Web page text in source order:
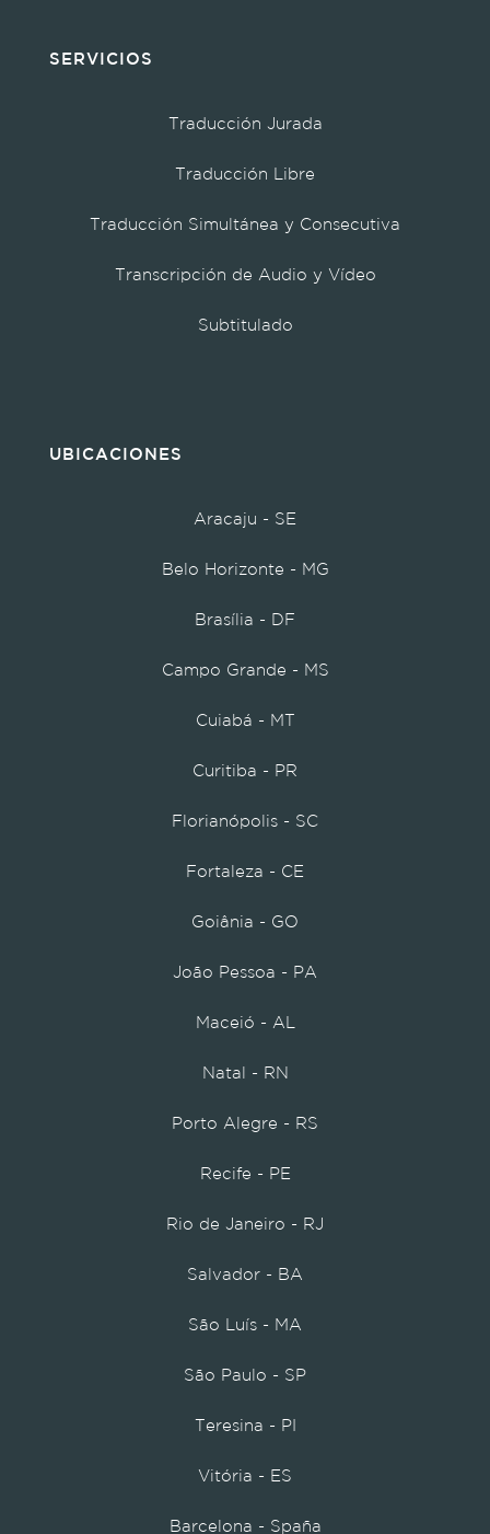
SERVICIOS
Traducción Jurada
Traducción Libre
Traducción Simultánea y Consecutiva
Transcripción de Audio y Vídeo
Subtitulado
UBICACIONES
Aracaju - SE
Belo Horizonte - MG
Brasília - DF
Campo Grande - MS
Cuiabá - MT
Curitiba - PR
Florianópolis - SC
Fortaleza - CE
Goiânia - GO
João Pessoa - PA
Maceió - AL
Natal - RN
Porto Alegre - RS
Recife - PE
Rio de Janeiro - RJ
Salvador - BA
São Luís - MA
São Paulo - SP
Teresina - PI
Vitória - ES
Barcelona - Spaña